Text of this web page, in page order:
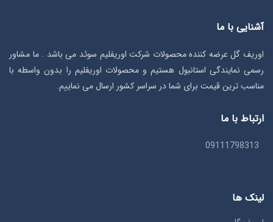
آشنایی با ما
اوریف گل عرضه کننده محصولات شرکت اوریفلیم سوئد می باشد . ما مشاور
رسمی نمایندگی استانبول هستیم و محصولات اوریفلیم را بدون واسطه با
مناسب ترین قیمت برای شما در سراسر کشور ارسال می نماییم.
ارتباط با ما
09111798313
لینک ها